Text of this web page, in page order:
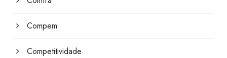
Compem
Competitividade